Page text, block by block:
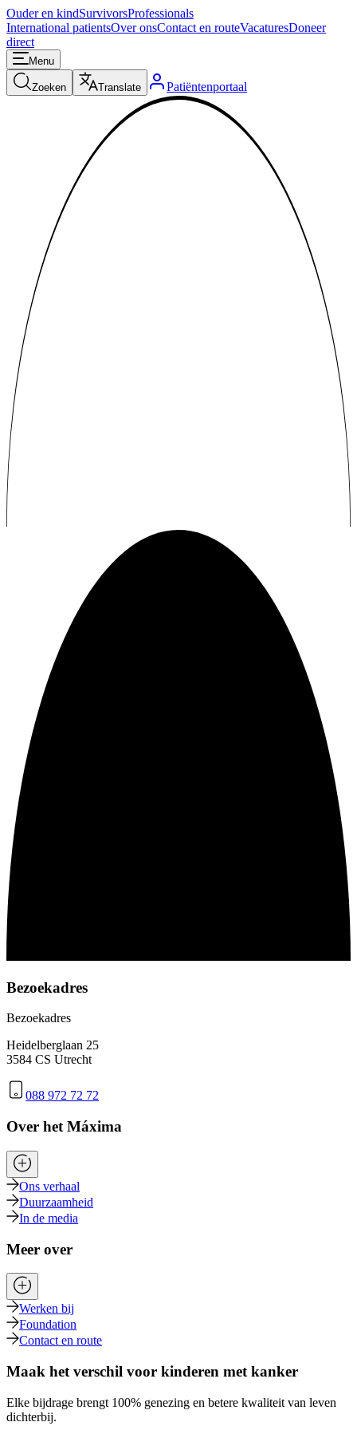
Ouder en kindSurvivorsProfessionals
International patientsOver onsContact en routeVacaturesDoneer
direct
Menu
Zoeken Translate Patiëntenportaal
Bezoekadres
Bezoekadres
Heidelberglaan 25
3584 CS Utrecht
088 972 72 72
Over het Máxima
Ons verhaal
Duurzaamheid
In de media
Meer over
Werken bij
Foundation
Contact en route
Maak het verschil voor kinderen met kanker
Elke bijdrage brengt 100% genezing en betere kwaliteit van leven
dichterbij.